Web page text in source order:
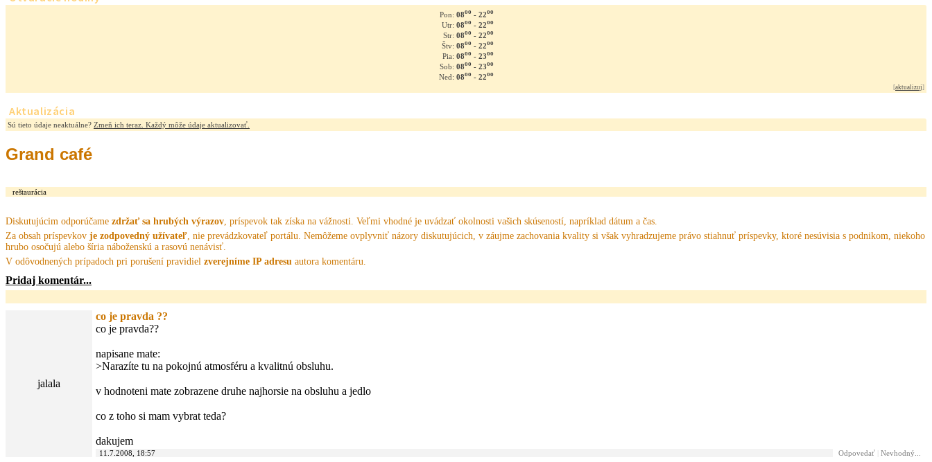
Pon: 08oo- 22oo
Utr: 08oo- 22oo
Str: 08oo- 22oo
Štv: 08oo- 22oo
Pia: 08oo- 23oo
Sob: 08oo- 23oo
Ned: 08oo- 22oo
[aktualizuj]
Aktualizácia
Sú tieto údaje neaktuálne? Zmeň ich teraz. Každý môže údaje aktualizovať.
Grand café
reštaurácia
Diskutujúcim odporúčame zdržať sa hrubých výrazov, príspevok tak získa na vážnosti. Veľmi vhodné je uvádzať okolnosti vašich skúseností, napríklad dátum a čas.
Za obsah príspevkov je zodpovedný užívateľ, nie prevádzkovateľ portálu. Nemôžeme ovplyvniť názory diskutujúcich, v záujme zachovania kvality si však vyhradzujeme právo stiahnuť príspevky, ktoré nesúvisia s podnikom, niekoho
hrubo osočujú alebo šíria náboženskú a rasovú nenávisť.
V odôvodnených prípadoch pri porušení pravidiel zverejníme IP adresu autora komentáru.
Pridaj komentár...
jalala
co je pravda ??
co je pravda??
napisane mate:
>Narazíte tu na pokojnú atmosféru a kvalitnú obsluhu.
v hodnoteni mate zobrazene druhe najhorsie na obsluhu a jedlo
co z toho si mam vybrat teda?
dakujem
Odpovedať Nevhodný...
11.7.2008, 18:57